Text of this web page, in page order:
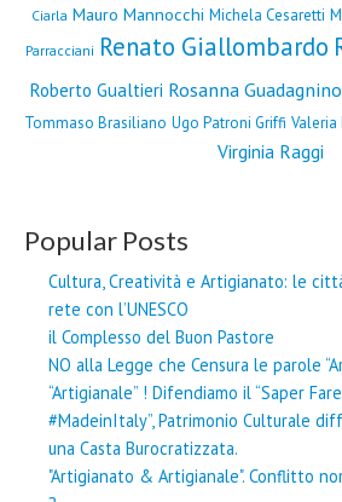
Ciarla Mauro Mannocchi Michela Cesaretti
Parracciani Renato Giallombardo
Roberto Gualtieri Rosanna Guadagnino
Tommaso Brasiliano Ugo Patroni Griffi Valeria
Virginia Raggi
Popular Posts
Cultura, Creatività e Artigianato: le
rete con l’UNESCO
il Complesso del Buon Pastore
NO alla Legge che Censura le parole
“Artigianale” ! Difendiamo il “Saper
#MadeinItaly”, Patrimonio Culturale
una Casta Burocratizzata.
"Artigianato & Artigianale". Conflitto